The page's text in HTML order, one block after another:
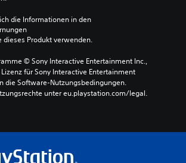
die Informationen in den
dieses Produkt verwenden.
© Sony Interactive Entertainment Inc.,
für Sony Interactive Entertainment
die Software-Nutzungsbedingungen.
unter eu.playstation.com/legal.